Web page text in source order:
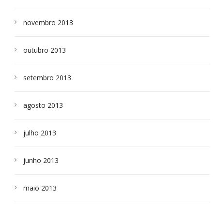
novembro 2013
outubro 2013
setembro 2013
agosto 2013
julho 2013
junho 2013
maio 2013